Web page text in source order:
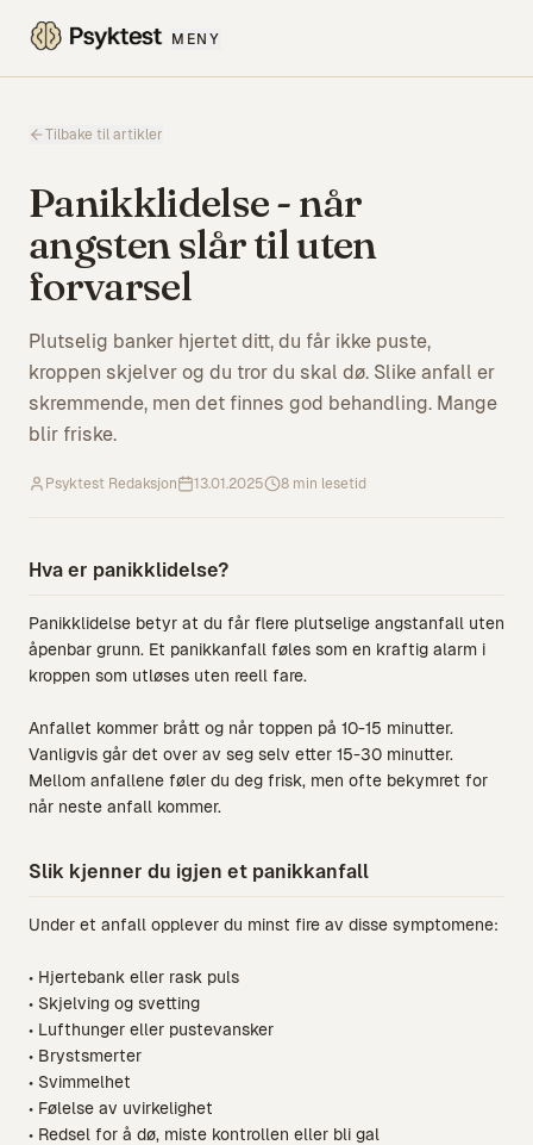
MENY
Tilbake til artikler
Panikklidelse - når
angsten slår til uten
forvarsel
Plutselig banker hjertet ditt, du får ikke puste,
kroppen skjelver og du tror du skal dø. Slike anfall er
skremmende, men det finnes god behandling. Mange
blir friske.
Psyktest Redaksjon 13.01.2025 8 min lesetid
Hva er panikklidelse?
Panikklidelse betyr at du får flere plutselige angstanfall uten
åpenbar grunn. Et panikkanfall føles som en kraftig alarm i
kroppen som utløses uten reell fare.
Anfallet kommer brått og når toppen på 10-15 minutter.
Vanligvis går det over av seg selv etter 15-30 minutter.
Mellom anfallene føler du deg frisk, men ofte bekymret for
når neste anfall kommer.
Slik kjenner du igjen et panikkanfall
Under et anfall opplever du minst fire av disse symptomene:
• Hjertebank eller rask puls
• Skjelving og svetting
• Lufthunger eller pustevansker
• Brystsmerter
• Svimmelhet
• Følelse av uvirkelighet
• Redsel for å dø, miste kontrollen eller bli gal